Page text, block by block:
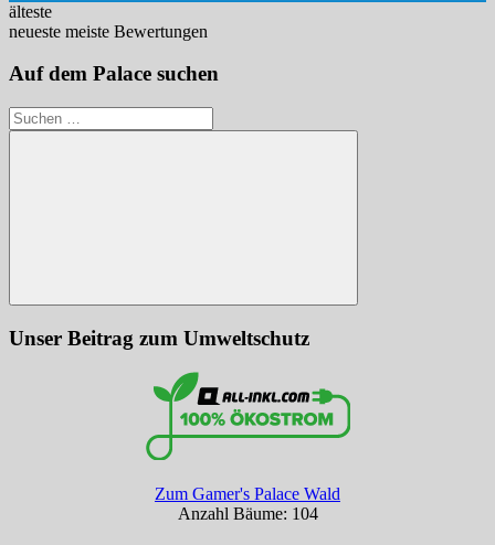
älteste
neueste meiste Bewertungen
Auf dem Palace suchen
Suchen
nach:
Suchen
Unser Beitrag zum Umweltschutz
Zum Gamer's Palace Wald
Anzahl Bäume: 104